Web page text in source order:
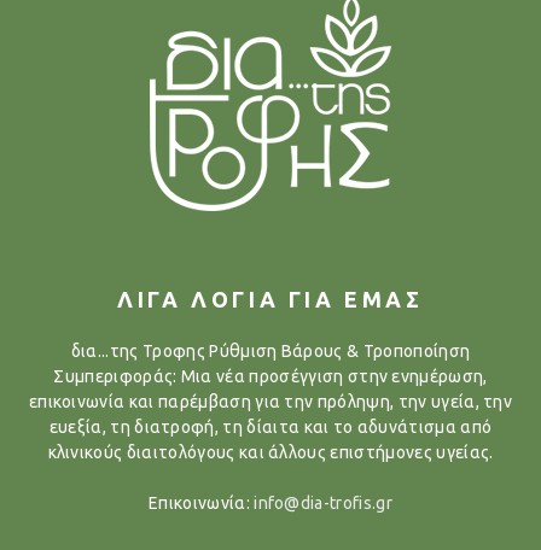
ΛΙΓΑ ΛΟΓΙΑ ΓΙΑ ΕΜΑΣ
δια...της Τροφης Ρύθμιση Βάρους & Τροποποίηση
Συμπεριφοράς: Μια νέα προσέγγιση στην ενημέρωση,
επικοινωνία και παρέμβαση για την πρόληψη, την υγεία, την
ευεξία, τη διατροφή, τη δίαιτα και το αδυνάτισμα από
κλινικούς διαιτολόγους και άλλους επιστήμονες υγείας.
Επικοινωνία:info@dia-trofis.gr